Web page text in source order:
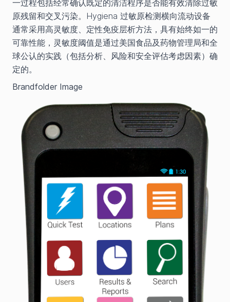
一过程包括经常确认既定的清洁程序是否能有效清除过敏
原残留和交叉污染。Hygiena 过敏原检测横向流动设备
通常采用高灵敏度、定性免疫层析方法，具有始终如一的
可靠性能，灵敏度阈值是通过美国食品及药物管理局和全
球公认的实践（包括分析、风险和安全评估考虑因素）确
定的。
Brandfolder Image